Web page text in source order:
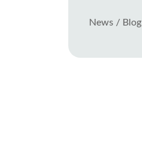
News / Blog